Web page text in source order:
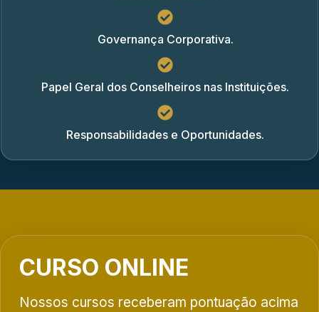
Governança Corporativa.
Papel Geral dos Conselheiros nas Instituições.
Responsabilidades e Oportunidades.
CURSO ONLINE
Nossos cursos receberam pontuação acima